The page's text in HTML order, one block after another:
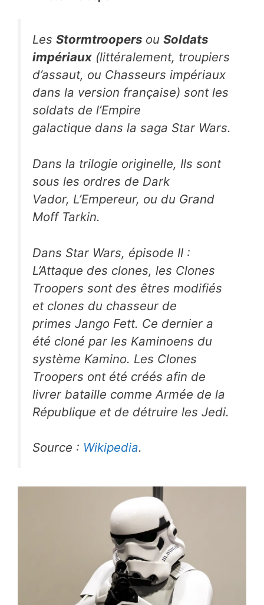
Les Stormtroopers ou Soldats
impériaux (littéralement, troupiers
d’assaut, ou Chasseurs impériaux
dans la version française) sont les
soldats de l’Empire
galactique dans la saga Star Wars.
Dans la trilogie originelle, Ils sont
sous les ordres de Dark
Vador, L’Empereur, ou du Grand
Moff Tarkin.
Dans Star Wars, épisode II :
L’Attaque des clones, les Clones
Troopers sont des êtres modifiés
et clones du chasseur de
primes Jango Fett. Ce dernier a
été cloné par les Kaminoens du
système Kamino. Les Clones
Troopers ont été créés afin de
livrer bataille comme Armée de la
République et de détruire les Jedi.
Source : Wikipedia.